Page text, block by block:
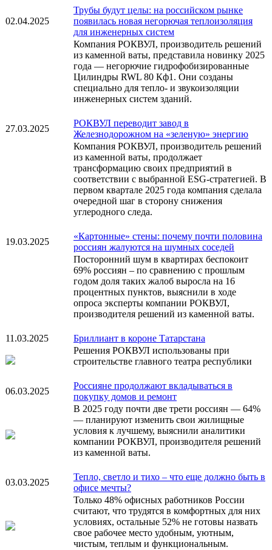
02.04.2025
Трубы будут целы: на российском рынке
появилась новая негорючая теплоизоляция
для инженерных систем
Компания РОКВУЛ, производитель решений
из каменной ваты, представила новинку 2025
года — негорючие гидрофобизированные
Цилиндры RWL 80 Кф1. Они созданы
специально для тепло- и звукоизоляции
инженерных систем зданий.
27.03.2025
РОКВУЛ переводит завод в
Железнодорожном на «зеленую» энергию
Компания РОКВУЛ, производитель решений
из каменной ваты, продолжает
трансформацию своих предприятий в
соответствии с выбранной ESG-стратегией. В
первом квартале 2025 года компания сделала
очередной шаг в сторону снижения
углеродного следа.
19.03.2025
«Картонные» стены: почему почти половина
россиян жалуются на шумных соседей
Посторонний шум в квартирах беспокоит
69% россиян – по сравнению с прошлым
годом доля таких жалоб выросла на 16
процентных пунктов, выяснили в ходе
опроса эксперты компании РОКВУЛ,
производителя решений из каменной ваты.
11.03.2025
Бриллиант в короне Татарстана
Решения РОКВУЛ использованы при
строительстве главного театра республики
06.03.2025
Россияне продолжают вкладываться в
покупку домов и ремонт
В 2025 году почти две трети россиян — 64%
— планируют изменить свои жилищные
условия к лучшему, выяснили аналитики
компании РОКВУЛ, производителя решений
из каменной ваты.
03.03.2025
Тепло, светло и тихо – что еще должно быть в
офисе мечты?
Только 48% офисных работников России
считают, что трудятся в комфортных для них
условиях, остальные 52% не готовы назвать
свое рабочее место удобным, уютным,
чистым, теплым и функциональным.